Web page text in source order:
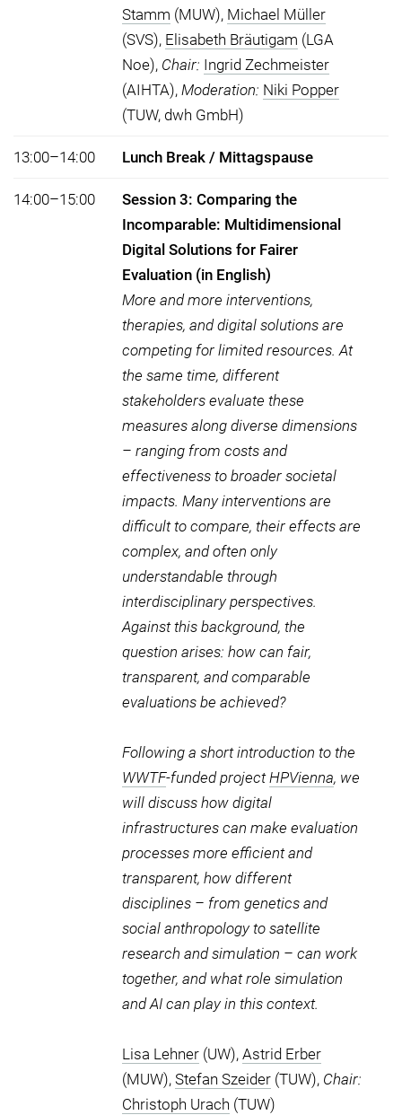
Stamm (MUW), Michael Müller
(SVS), Elisabeth Bräutigam (LGA
Noe), Chair: Ingrid Zechmeister
(AIHTA), Moderation: Niki Popper
(TUW, dwh GmbH)
13:00–14:00 Lunch Break / Mittagspause
14:00–15:00
Session 3: Comparing the
Incomparable: Multidimensional
Digital Solutions for Fairer
Evaluation (in English)
More and more interventions,
therapies, and digital solutions are
competing for limited resources. At
the same time, different
stakeholders evaluate these
measures along diverse dimensions
– ranging from costs and
effectiveness to broader societal
impacts. Many interventions are
difficult to compare, their effects are
complex, and often only
understandable through
interdisciplinary perspectives.
Against this background, the
question arises: how can fair,
transparent, and comparable
evaluations be achieved?
Following a short introduction to the
WWTF-funded projectHPVienna, we
will discuss how digital
infrastructures can make evaluation
processes more efficient and
transparent, how different
disciplines – from genetics and
social anthropology to satellite
research and simulation – can work
together, and what role simulation
and AI can play in this context.
Lisa Lehner (UW), Astrid Erber
(MUW), Stefan Szeider (TUW), Chair:
Christoph Urach (TUW)